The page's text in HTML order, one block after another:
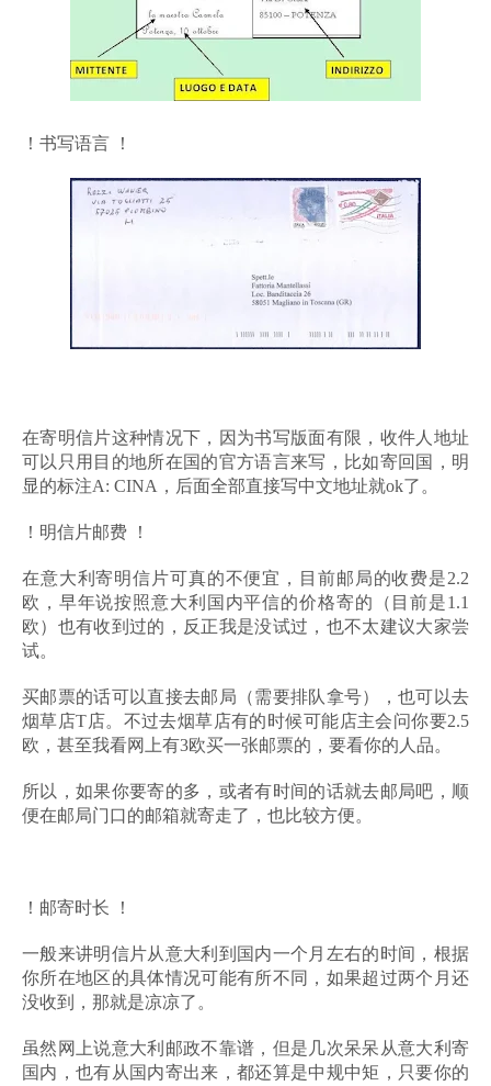
！书写语言 ！
在寄明信片这种情况下，因为书写版面有限，收件人地址
可以只用目的地所在国的官方语言来写，比如寄回国，明
显的标注A: CINA，后面全部直接写中文地址就ok了。
！明信片邮费 ！
在意大利寄明信片可真的不便宜，目前邮局的收费是2.2
欧，早年说按照意大利国内平信的价格寄的（目前是1.1
欧）也有收到过的，反正我是没试过，也不太建议大家尝
试。
买邮票的话可以直接去邮局（需要排队拿号），也可以去
烟草店T店。不过去烟草店有的时候可能店主会问你要2.5
欧，甚至我看网上有3欧买一张邮票的，要看你的人品。
所以，如果你要寄的多，或者有时间的话就去邮局吧，顺
便在邮局门口的邮箱就寄走了，也比较方便。
！邮寄时长 ！
一般来讲明信片从意大利到国内一个月左右的时间，根据
你所在地区的具体情况可能有所不同，如果超过两个月还
没收到，那就是凉凉了。
虽然网上说意大利邮政不靠谱，但是几次呆呆从意大利寄
国内，也有从国内寄出来，都还算是中规中矩，只要你的